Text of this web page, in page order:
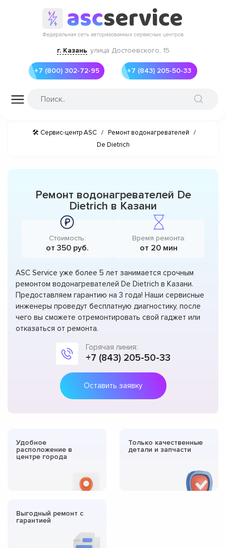
г. Казань улица Достоевского, 15
+7 (800) 302-72-95 +7 (843) 205-50-33
🛠 Сервис-центр ASC / Ремонт водонагревателей
/
De Dietrich
Ремонт водонагревателей De
Dietrich в Казани
Стоимость:
от 350 руб.
Время ремонта:
от 20 мин
ASC Service уже более 5 лет занимается срочным
ремонтом водонагревателей De Dietrich в Казани.
Предоставляем гарантию на 3 года! Наши сервисные
инженеры проведут бесплатную диагностику, после
чего вы сможете отремонтировать свой гаджет или
отказаться от ремонта.
Горячая линия:
+7 (843) 205-50-33
Оставить заявку
Удобное
расположение в
центре города
Только качественные
детали и запчасти
Выгодный ремонт с
гарантией